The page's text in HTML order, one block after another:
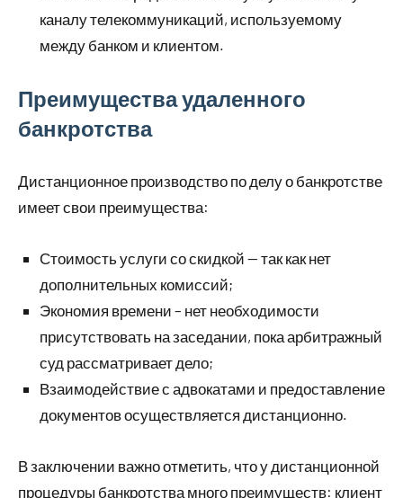
каналу телекоммуникаций, используемому
между банком и клиентом.
Преимущества удаленного
банкротства
Дистанционное производство по делу о банкротстве
имеет свои преимущества:
Стоимость услуги со скидкой — так как нет
дополнительных комиссий;
Экономия времени – нет необходимости
присутствовать на заседании, пока арбитражный
суд рассматривает дело;
Взаимодействие с адвокатами и предоставление
документов осуществляется дистанционно.
В заключении важно отметить, что у дистанционной
процедуры банкротства много преимуществ: клиент